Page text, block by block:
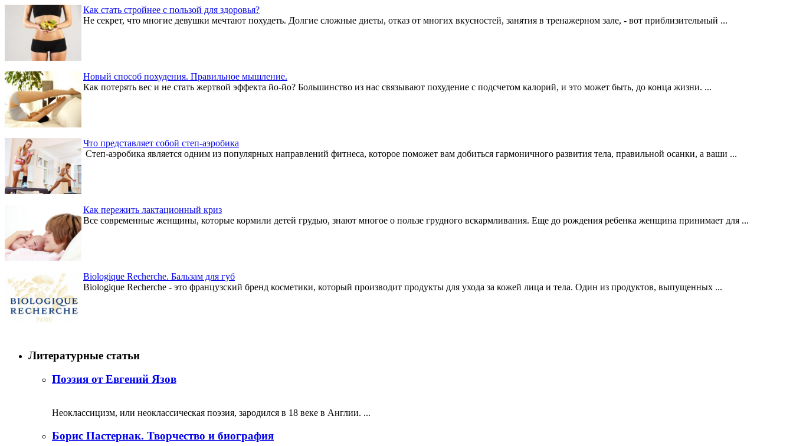
Как стать стройнее с пользой для здоровья?
Не секрет, что многие девушки мечтают похудеть. Долгие сложные диеты, отказ от многих вкусностей, занятия в тренажерном зале, - вот приблизительный ...
Новый способ похудения. Правильное мышление.
Как потерять вес и не стать жертвой эффекта йо-йо? Большинство из нас связывают похудение с подсчетом калорий, и это может быть, до конца жизни. ...
Что представляет собой степ-аэробика
Степ-аэробика является одним из популярных направлений фитнеса, которое поможет вам добиться гармоничного развития тела, правильной осанки, а ваши ...
Как пережить лактационный криз
Все современные женщины, которые кормили детей грудью, знают многое о пользе грудного вскармливания. Еще до рождения ребенка женщина принимает для ...
Biologique Recherche. Бальзам для губ
Biologique Recherche - это французский бренд косметики, который производит продукты для ухода за кожей лица и тела. Один из продуктов, выпущенных ...
Литературные статьи
Поэзия от Евгений Язов
Неоклассицизм, или неоклассическая поэзия, зародился в 18 веке в Англии. ...
Борис Пастернак. Творчество и биография